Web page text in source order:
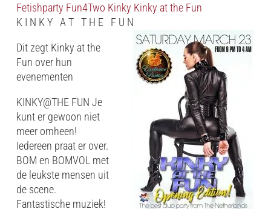
Fetishparty Fun4Two Kinky Kinky at the Fun
K I N K Y A T T H E F U N
Dit zegt Kinky at the
Fun over hun
evenementen
KINKY@THE FUN Je
kunt er gewoon niet
meer omheen!
Iedereen praat er over.
BOM en BOMVOL met
de leukste mensen uit
de scene.
Fantastische muziek!